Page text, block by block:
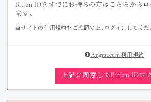
Bitfan IDをすでにお持ちの方はこちらから
ます。
当サイトの利用規約をご確認の上、ログインしてくだ
Angraecum 利用規約
上記に同意してBitfan IDロ